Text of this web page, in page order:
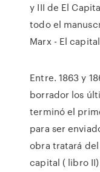
y III de El
todo el
Marx - El
Entre. 1863 y
borrador los
terminó el
para ser
obra tratará
capital ( libro